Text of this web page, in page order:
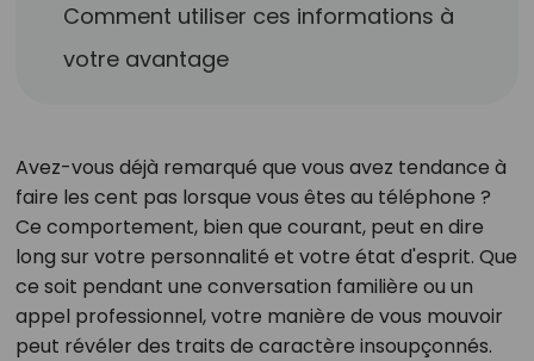
Comment utiliser ces informations à
votre avantage
Avez-vous déjà remarqué que vous avez tendance à
faire les cent pas lorsque vous êtes au téléphone ?
Ce comportement, bien que courant, peut en dire
long sur votre personnalité et votre état d'esprit. Que
ce soit pendant une conversation familière ou un
appel professionnel, votre manière de vous mouvoir
peut révéler des traits de caractère insoupçonnés.